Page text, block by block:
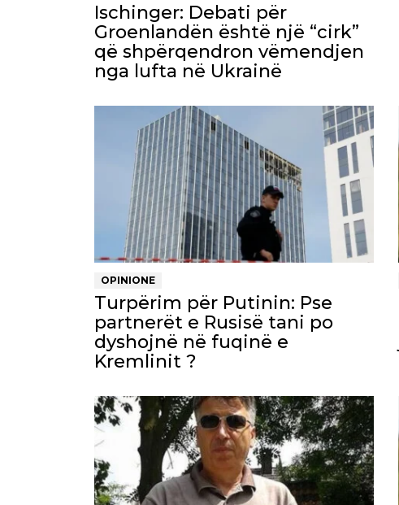
Ischinger: Debati për
Groenlandën është një “cirk”
që shpërqendron vëmendjen
nga lufta në Ukrainë
OPINIONE
Turpërim për Putinin: Pse
partnerët e Rusisë tani po
dyshojnë në fuqinë e
Kremlinit ?